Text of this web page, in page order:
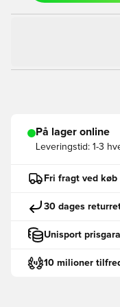
På lager online
Leveringstid: 1-3
Fri fragt ved
30 dages
Unisport
10 milioner